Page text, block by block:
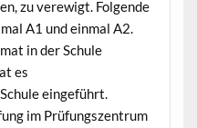
zu verewigt. Folgende
A1 und einmal A2.
in der Schule
es
eingeführt.
im Prüfungszentrum